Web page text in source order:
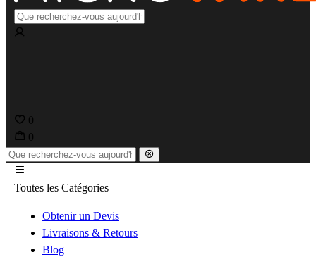
0
0
Toutes les Catégories
Obtenir un Devis
Livraisons & Retours
Blog